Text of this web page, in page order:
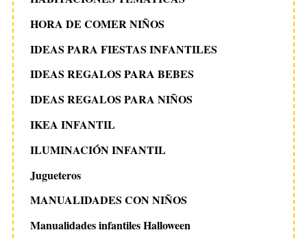
HORA DE COMER NIÑOS
IDEAS PARA FIESTAS INFANTILES
IDEAS REGALOS PARA BEBES
IDEAS REGALOS PARA NIÑOS
IKEA INFANTIL
ILUMINACIÓN INFANTIL
Jugueteros
MANUALIDADES CON NIÑOS
Manualidades infantiles Halloween